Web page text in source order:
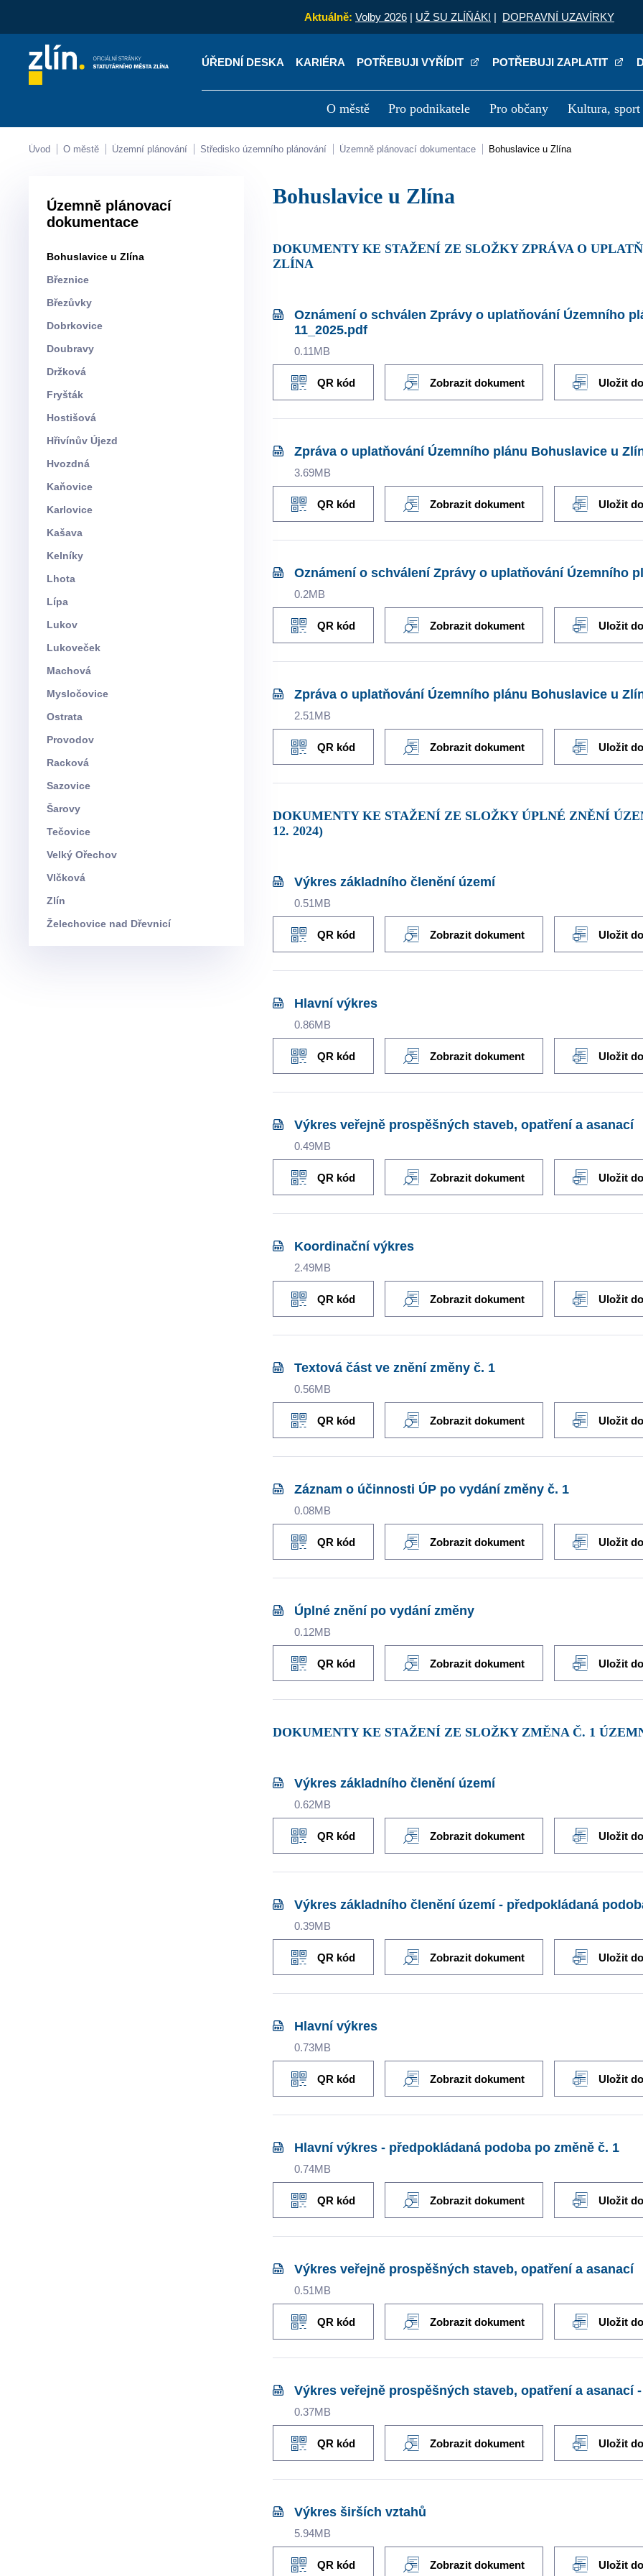
Aktuálně: Volby 2026 | UŽ SU ZLÍŇÁK! | DOPRAVNÍ UZAVÍRKY
ÚŘEDNÍ DESKA KARIÉRA POTŘEBUJI VYŘÍDIT POTŘEBUJI ZAPLATIT
O městě Pro podnikatele Pro občany Kultura, sport
Kontakty Úřední deska Kariéra
Úvod O městě Územní plánování Středisko územního plánování Územně plánovací dokumentace Bohuslavice u Zlína
Územně plánovací
dokumentace
Bohuslavice u Zlína
Březnice
Březůvky
Dobrkovice
Doubravy
Držková
Fryšták
Hostišová
Hřivínův Újezd
Hvozdná
Kaňovice
Karlovice
Kašava
Kelníky
Lhota
Lípa
Lukov
Lukoveček
Machová
Mysločovice
Ostrata
Provodov
Racková
Sazovice
Šarovy
Tečovice
Velký Ořechov
Vlčková
Zlín
Želechovice nad Dřevnicí
Bohuslavice u Zlína
DOKUMENTY KE STAŽENÍ ZE SLOŽKY ZPRÁVA O UPLATŇOVÁNÍ ÚZEMNÍHO PLÁNU BOHUSLAVICE U
ZLÍNA
Oznámení o schválen Zprávy o uplatňování Územního
11_2025.pdf
0.11MB
QR kód Zobrazit dokument Uložit
Zpráva o uplatňování Územního plánu Bohuslavice u
3.69MB
QR kód Zobrazit dokument Uložit
Oznámení o schválení Zprávy o uplatňování Územního
0.2MB
QR kód Zobrazit dokument Uložit
Zpráva o uplatňování Územního plánu Bohuslavice u
2.51MB
QR kód Zobrazit dokument Uložit
DOKUMENTY KE STAŽENÍ ZE SLOŽKY ÚPLNÉ ZNĚNÍ ÚZEMNÍHO PLÁNU BOHUSLAVICE U ZLÍNA (K 12.
12. 2024)
Výkres základního členění území
0.51MB
QR kód Zobrazit dokument Uložit
Hlavní výkres
0.86MB
QR kód Zobrazit dokument Uložit
Výkres veřejně prospěšných staveb, opatření a asanací
0.49MB
QR kód Zobrazit dokument Uložit
Koordinační výkres
2.49MB
QR kód Zobrazit dokument Uložit
Textová část ve znění změny č. 1
0.56MB
QR kód Zobrazit dokument Uložit
Záznam o účinnosti ÚP po vydání změny č. 1
0.08MB
QR kód Zobrazit dokument Uložit
Úplné znění po vydání změny
0.12MB
QR kód Zobrazit dokument Uložit
DOKUMENTY KE STAŽENÍ ZE SLOŽKY ZMĚNA Č. 1
Výkres základního členění území
0.62MB
QR kód Zobrazit dokument Uložit
Výkres základního členění území - předpokládaná
0.39MB
QR kód Zobrazit dokument Uložit
Hlavní výkres
0.73MB
QR kód Zobrazit dokument Uložit
Hlavní výkres - předpokládaná podoba po změně č. 1
0.74MB
QR kód Zobrazit dokument Uložit
Výkres veřejně prospěšných staveb, opatření a asanací
0.51MB
QR kód Zobrazit dokument Uložit
Výkres veřejně prospěšných staveb, opatření a asanací
0.37MB
QR kód Zobrazit dokument Uložit
Výkres širších vztahů
5.94MB
QR kód Zobrazit dokument Uložit